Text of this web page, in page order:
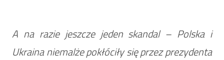
A na razie jeszcze jeden skandal – Polska i
Ukraina niemalże pokłóciły się przez prezydenta